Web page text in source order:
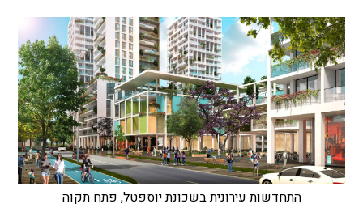
התחדשות עירונית בשכונת יוספטל, פתח תקוה